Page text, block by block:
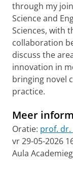
through my
Science and
Sciences, with
collaboration
discuss the
innovation in
bringing novel
practice.
Meer
Oratie: prof. dr.
vr 29-05-2026
Aula